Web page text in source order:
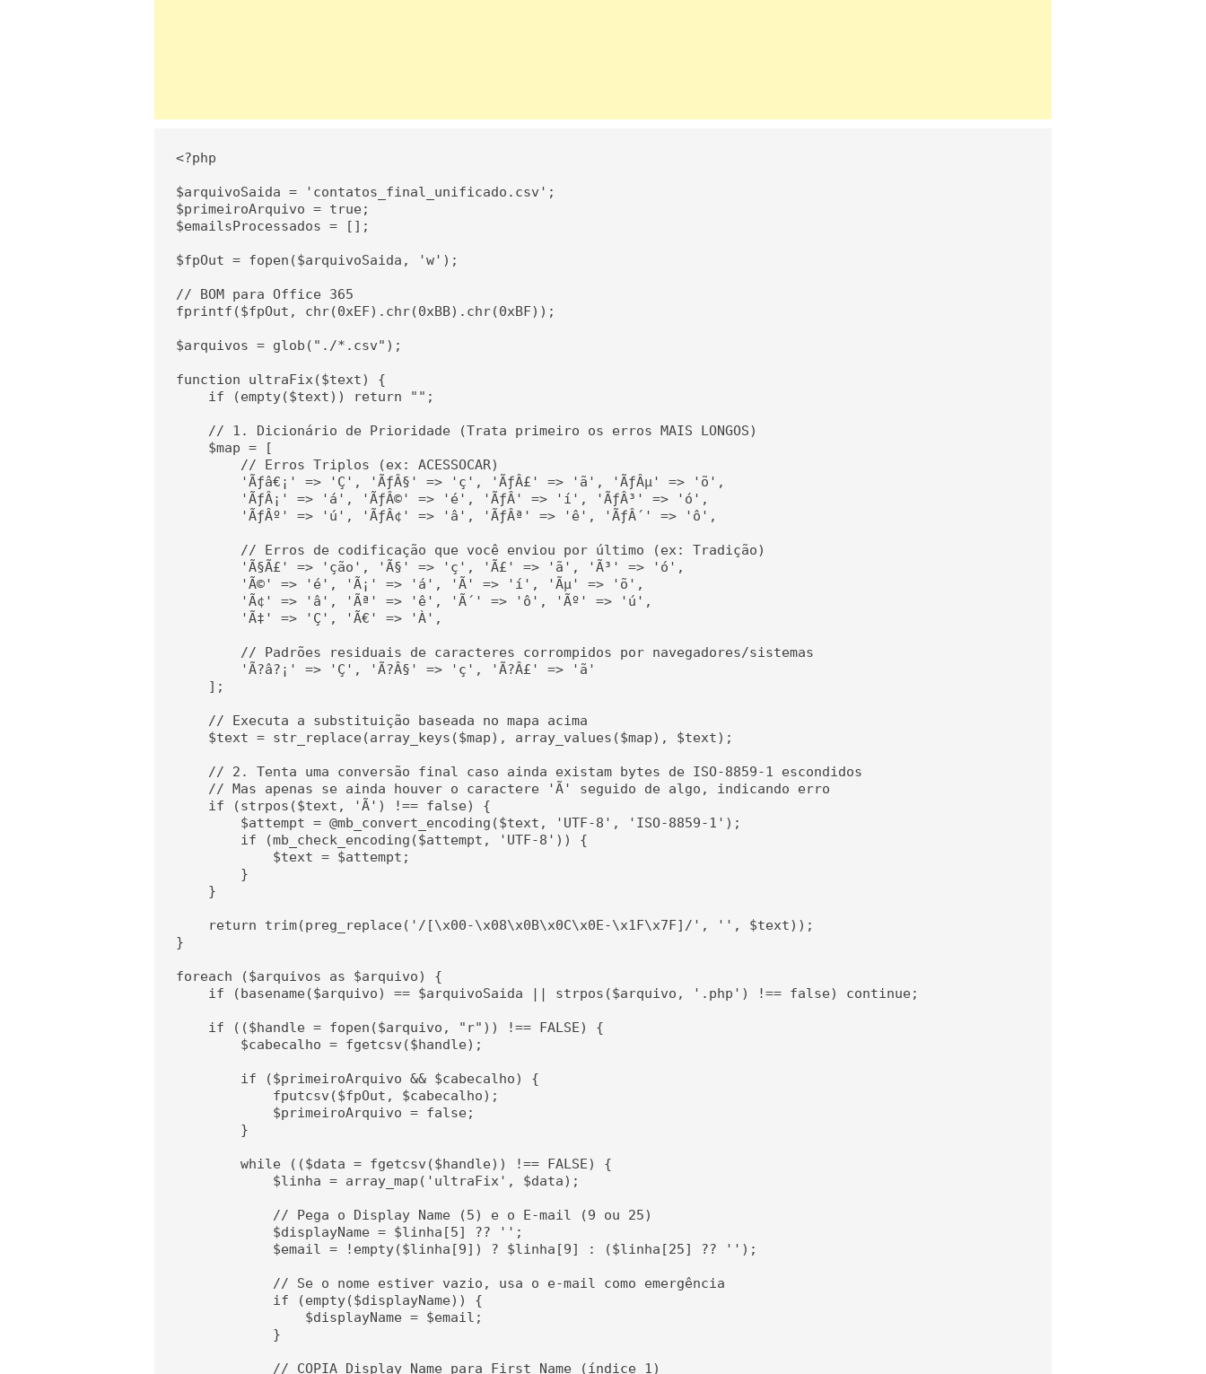
<?php
$arquivoSaida = 'contatos_final_unificado.csv';
$primeiroArquivo = true;
$emailsProcessados = [];
$fpOut = fopen($arquivoSaida, 'w');
// BOM para Office 365
fprintf($fpOut, chr(0xEF).chr(0xBB).chr(0xBF));
$arquivos = glob("./*.csv");
function ultraFix($text) {
    if (empty($text)) return "";
    // 1. Dicionário de Prioridade (Trata primeiro os erros MAIS LONGOS)
    $map = [
        // Erros Triplos (ex: ACESSOCAR)
        'Ãƒâ€¡' => 'Ç', 'ÃƒÂ§' => 'ç', 'ÃƒÂ£' => 'ã', 'ÃƒÂµ' => 'õ',
        'ÃƒÂ¡' => 'á', 'ÃƒÂ©' => 'é', 'ÃƒÂ­' => 'í', 'ÃƒÂ³' => 'ó',
        'ÃƒÂº' => 'ú', 'ÃƒÂ¢' => 'â', 'ÃƒÂª' => 'ê', 'ÃƒÂ´' => 'ô',
        // Erros de codificação que você enviou por último (ex: Tradição)
        'Ã§Ã£' => 'ção', 'Ã§' => 'ç', 'Ã£' => 'ã', 'Ã³' => 'ó',
        'Ã©' => 'é', 'Ã¡' => 'á', 'Ã­' => 'í', 'Ãµ' => 'õ',
        'Ã¢' => 'â', 'Ãª' => 'ê', 'Ã´' => 'ô', 'Ãº' => 'ú',
        'Ã‡' => 'Ç', 'Ã€' => 'À',
        // Padrões residuais de caracteres corrompidos por navegadores/sistemas
        'Ã?â?¡' => 'Ç', 'Ã?Â§' => 'ç', 'Ã?Â£' => 'ã'
    ];
    // Executa a substituição baseada no mapa acima
    $text = str_replace(array_keys($map), array_values($map), $text);
    // 2. Tenta uma conversão final caso ainda existam bytes de ISO-8859-1 escondidos
    // Mas apenas se ainda houver o caractere 'Ã' seguido de algo, indicando erro
    if (strpos($text, 'Ã') !== false) {
        $attempt = @mb_convert_encoding($text, 'UTF-8', 'ISO-8859-1');
        if (mb_check_encoding($attempt, 'UTF-8')) {
            $text = $attempt;
        }
    }
    return trim(preg_replace('/[\x00-\x08\x0B\x0C\x0E-\x1F\x7F]/', '', $text));
}
foreach ($arquivos as $arquivo) {
    if (basename($arquivo) == $arquivoSaida || strpos($arquivo, '.php') !== false) continue;
    if (($handle = fopen($arquivo, "r")) !== FALSE) {
        $cabecalho = fgetcsv($handle);
        if ($primeiroArquivo && $cabecalho) {
            fputcsv($fpOut, $cabecalho);
            $primeiroArquivo = false;
        }
        while (($data = fgetcsv($handle)) !== FALSE) {
            $linha = array_map('ultraFix', $data);
            // Pega o Display Name (5) e o E-mail (9 ou 25)
            $displayName = $linha[5] ?? '';
            $email = !empty($linha[9]) ? $linha[9] : ($linha[25] ?? '');
            // Se o nome estiver vazio, usa o e-mail como emergência
            if (empty($displayName)) {
                $displayName = $email;
            }
            // COPIA Display Name para First Name (índice 1)